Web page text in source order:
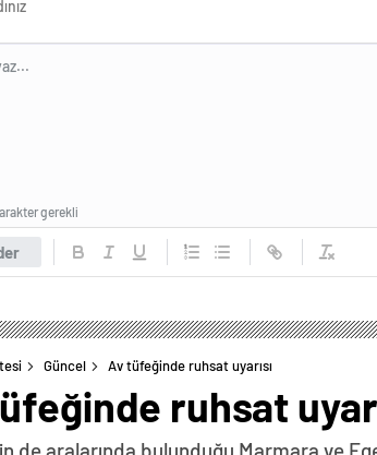
gerekli
Güncel Av tüfeğinde ruhsat uyarısı
ruhsat